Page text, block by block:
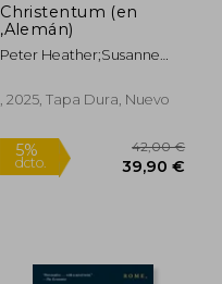
Christentum (en
,Alemán)
Peter Heather;Susanne
, 2025, Tapa Dura, Nuevo